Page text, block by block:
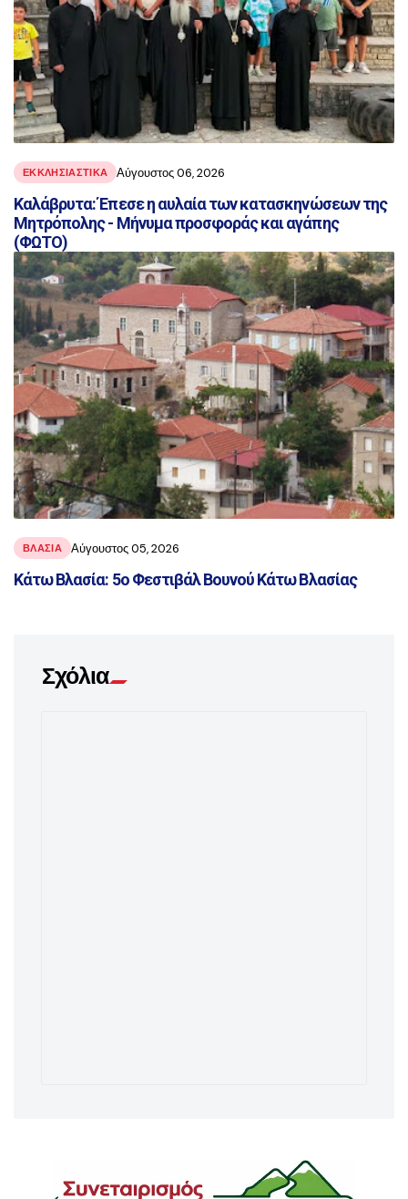
ΕΚΚΛΗΣΙΑΣΤΙΚΑ Αύγουστος 06, 2026
Καλάβρυτα: Έπεσε η αυλαία των κατασκηνώσεων της
Μητρόπολης - Μήνυμα προσφοράς και αγάπης
(ΦΩΤΟ)
ΒΛΑΣΊΑ Αύγουστος 05, 2026
Κάτω Βλασία: 5ο Φεστιβάλ Βουνού Κάτω Βλασίας
Σχόλια